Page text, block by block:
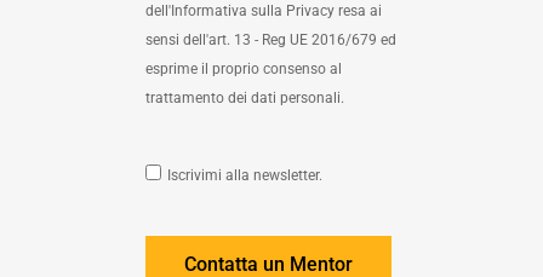
dell'Informativa sulla Privacy resa ai
sensi dell'art. 13 - Reg UE 2016/679 ed
esprime il proprio consenso al
trattamento dei dati personali.
Iscrivimi alla newsletter.
Contatta un Mentor